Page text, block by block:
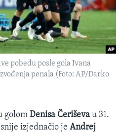
pobedu posle gola Ivana
penala (Foto: AP/Darko
golom Denisa Čeriševa u 31.
izjednačio je Andrej